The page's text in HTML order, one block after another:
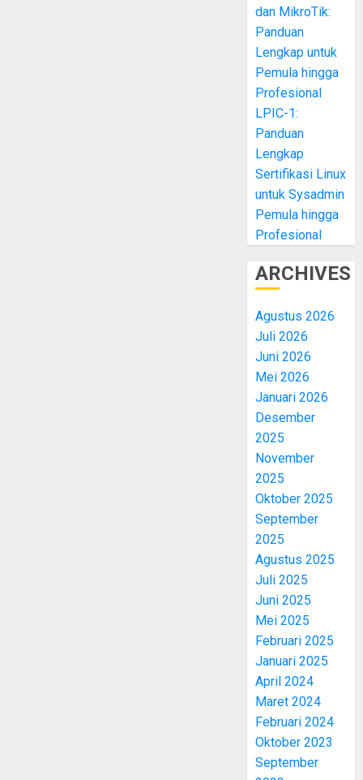
dan MikroTik:
Panduan
Lengkap untuk
Pemula hingga
Profesional
LPIC-1:
Panduan
Lengkap
Sertifikasi Linux
untuk Sysadmin
Pemula hingga
Profesional
ARCHIVES
Agustus 2026
Juli 2026
Juni 2026
Mei 2026
Januari 2026
Desember
2025
November
2025
Oktober 2025
September
2025
Agustus 2025
Juli 2025
Juni 2025
Mei 2025
Februari 2025
Januari 2025
April 2024
Maret 2024
Februari 2024
Oktober 2023
September